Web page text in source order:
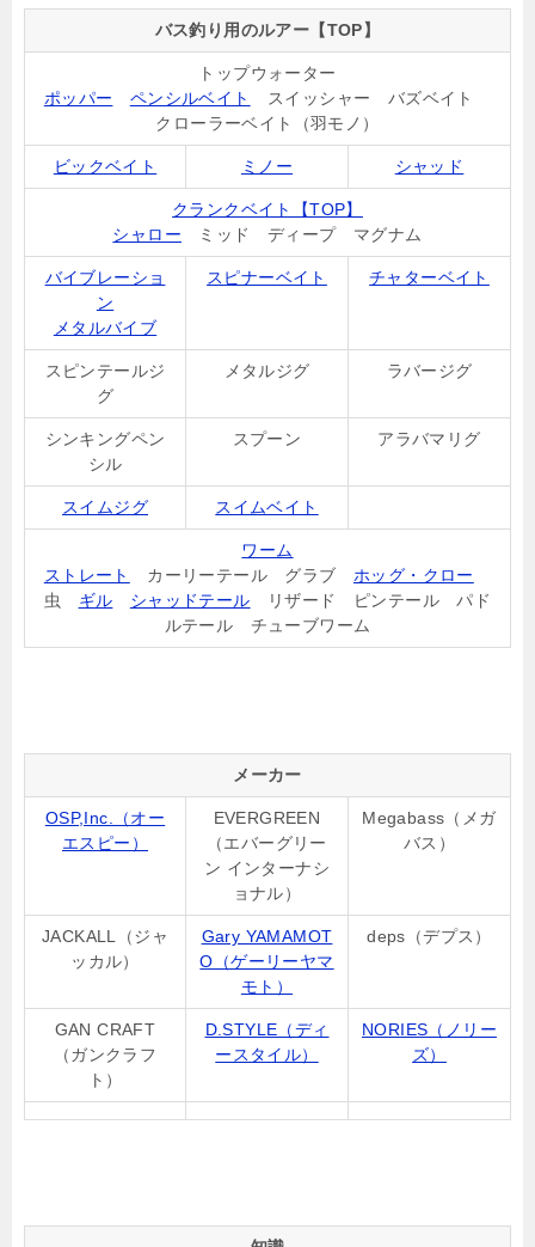
バス釣り用のルアー【TOP】
トップウォーター
ポッパー
ペンシルベイト
スイッシャー バズベイト
クローラーベイト（羽モノ）
ビックベイト ミノー シャッド
クランクベイト【TOP】
シャロー ミッド ディープ マグナム
バイブレーショ
ン
メタルバイブ
スピナーベイト チャターベイト
スピンテールジ
グ
メタルジグ ラバージグ
シンキングペン
シル
スプーン アラバマリグ
スイムジグ スイムベイト
ワーム
ストレート
カーリーテール グラブ ホッグ・クロー
虫 ギル シャッドテール リザード ピンテール パド
ルテール チューブワーム
メーカー
OSP,Inc.（オー
エスピー）
EVERGREEN
（エバーグリー
ン インターナシ
ョナル）
Megabass（メガ
バス）
JACKALL（ジャ
ッカル）
Gary YAMAMOT
O（ゲーリーヤマ
モト）
deps（デプス）
GAN CRAFT
（ガンクラフ
ト）
D.STYLE（ディ
ースタイル）
NORIES（ノリー
ズ）